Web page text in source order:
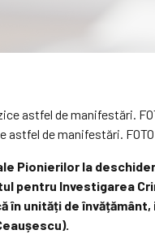
de manifestări.
Pionierilor la
Investigarea
unități de